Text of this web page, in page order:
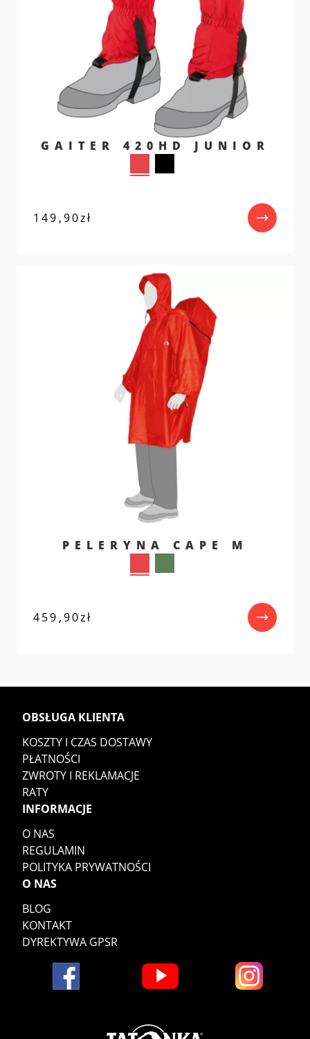
GAITER 420HD JUNIOR
149,90zł
PELERYNA CAPE M
459,90zł
OBSŁUGA KLIENTA
KOSZTY I CZAS DOSTAWY
PŁATNOŚCI
ZWROTY I REKLAMACJE
RATY
INFORMACJE
O NAS
REGULAMIN
POLITYKA PRYWATNOŚCI
O NAS
BLOG
KONTAKT
DYREKTYWA GPSR